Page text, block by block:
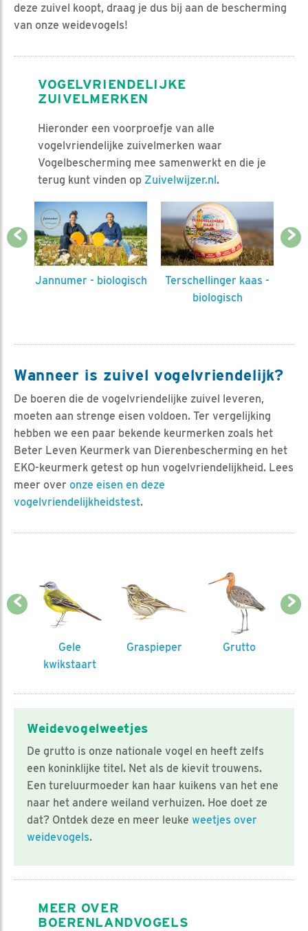
deze zuivel koopt, draag je dus bij aan de bescherming
van onze weidevogels!
VOGELVRIENDELIJKE
ZUIVELMERKEN
Hieronder een voorproefje van alle
vogelvriendelijke zuivelmerken waar
Vogelbescherming mee samenwerkt en die je
terug kunt vinden op Zuivelwijzer.nl.
Previous
Jannumer - biologisch
Terschellinger kaas -
biologisch
Wanneer is zuivel vogelvriendelijk?
De boeren die de vogelvriendelijke zuivel leveren,
moeten aan strenge eisen voldoen. Ter vergelijking
hebben we een paar bekende keurmerken zoals het
Beter Leven Keurmerk van Dierenbescherming en het
EKO-keurmerk getest op hun vogelvriendelijkheid. Lees
meer over onze eisen en deze
vogelvriendelijkheidstest.
Previous
Gele
kwikstaart
Graspieper Grutto
Next
Weidevogelweetjes
De grutto is onze nationale vogel en heeft zelfs
een koninklijke titel. Net als de kievit trouwens.
Een tureluurmoeder kan haar kuikens van het ene
naar het andere weiland verhuizen. Hoe doet ze
dat? Ontdek deze en meer leuke weetjes over
weidevogels.
MEER OVER
BOERENLANDVOGELS